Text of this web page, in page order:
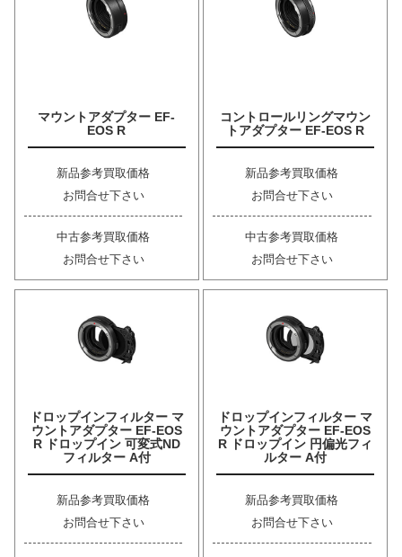
マウントアダプター EF-
EOS R
新品参考買取価格
お問合せ下さい
中古参考買取価格
お問合せ下さい
コントロールリングマウン
トアダプター EF-EOS R
新品参考買取価格
お問合せ下さい
中古参考買取価格
お問合せ下さい
ドロップインフィルター マ
ウントアダプター EF-EOS
R ドロップイン 可変式ND
フィルター A付
新品参考買取価格
お問合せ下さい
ドロップインフィルター マ
ウントアダプター EF-EOS
R ドロップイン 円偏光フィ
ルター A付
新品参考買取価格
お問合せ下さい